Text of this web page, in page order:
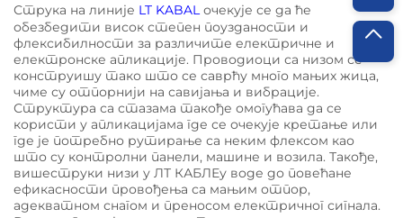
Струка на линије LT KABALочекује се да ће
обезбедити висок степен поузданости и
флексибилности за различите електричне и
електронске апликације. Проводиоци са низом се
конструишу тако што се саврћу много мањих жица,
чиме су отпорнији на савијања и вибрације.
Структура са стазама такође омогућава да се
користи у апликацијама где се очекује кретање или
где је потребно рутирање са неким флексом као
што су контролни панели, машине и возила. Такође,
вишеструки низи у ЛТ КАБЛЕу воде до повећане
ефикасности провођења са мањим отпор,
адекватном снагом и преносом електричног сигнала.